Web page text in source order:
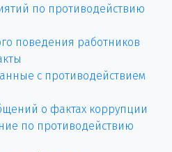
по противодействию
поведения работников
с противодействием
о фактах коррупции
по противодействию